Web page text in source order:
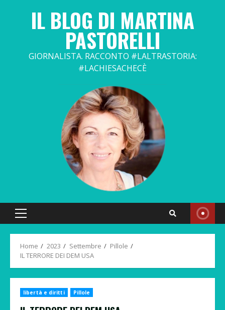
IL BLOG DI MARTINA
PASTORELLI
GIORNALISTA. RACCONTO #LALTRASTORIA:
#LACHIESACHECÈ
Primary
Home 2023 Settembre
Pillole
IL TERRORE DEI DEM USA
libertà e diritti Pillole